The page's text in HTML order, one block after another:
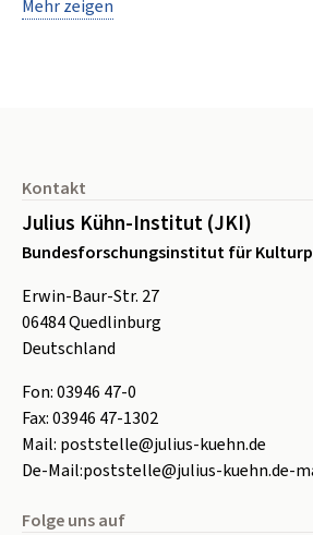
Mehr zeigen
Kontakt
Julius Kühn-Institut (JKI)
Bundesforschungsinstitut für
Erwin-Baur-Str. 27
06484Quedlinburg
Deutschland
Fon:03946 47-0
Fax:03946 47-1302
Mail: poststelle@julius-kuehn.de
De-Mail:poststelle@julius-kuehn.de-
Folge uns auf